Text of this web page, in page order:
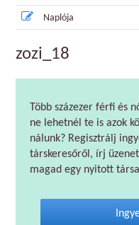
Naplója
zozi_18
Több százezer férfi és
ne lehetnél te is azok
nálunk? Regisztrálj
társkeresőről, írj
magad egy nyitott